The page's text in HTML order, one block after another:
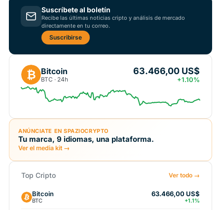
Suscríbete al boletín
Recibe las últimas noticias cripto y análisis de mercado
directamente en tu correo.
Suscribirse
₿ Bitcoin
BTC · 24h
63.466,00 US$
+1.10%
ANÚNCIATE EN SPAZIOCRYPTO
Tu marca, 9 idiomas, una plataforma.
Ver el media kit →
Top Cripto Ver todo →
Bitcoin
BTC
63.466,00 US$
+1.1%